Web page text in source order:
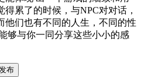
累了的时候，与NPC对对话，
他们也有不同的人生，不同的性
够与你一同分享这些小小的感